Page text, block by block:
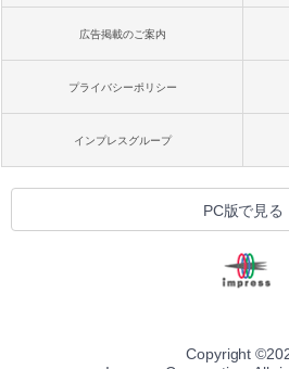
広告掲載のご案内
プライバシーポリシー
インプレスグループ
PC版で見る
Copyright ©